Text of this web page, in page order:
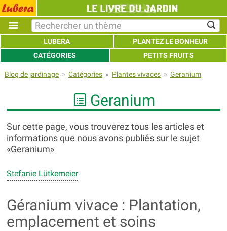
LUBERA
PLANTEZ LE BONHEUR
CATÉGORIES
PETITS FRUITS
Blog de jardinage» Catégories» Plantes vivaces» Geranium
Geranium
Sur cette page, vous trouverez tous les articles et
informations que nous avons publiés sur le sujet
«Geranium»
Stefanie Lütkemeier
Géranium vivace : Plantation,
emplacement et soins